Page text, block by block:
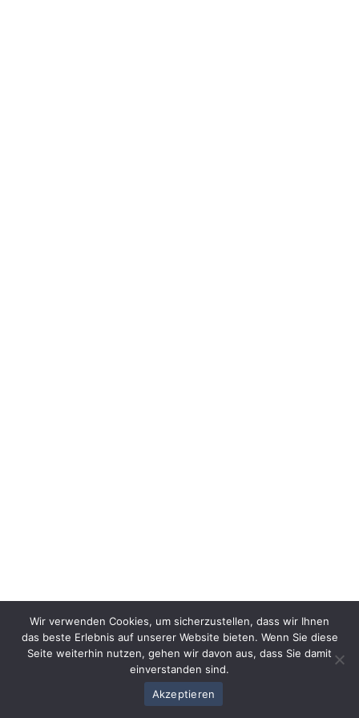
Wir verwenden Cookies, um sicherzustellen, dass wir Ihnen
das beste Erlebnis auf unserer Website bieten. Wenn Sie diese
Seite weiterhin nutzen, gehen wir davon aus, dass Sie damit
einverstanden sind.
Akzeptieren